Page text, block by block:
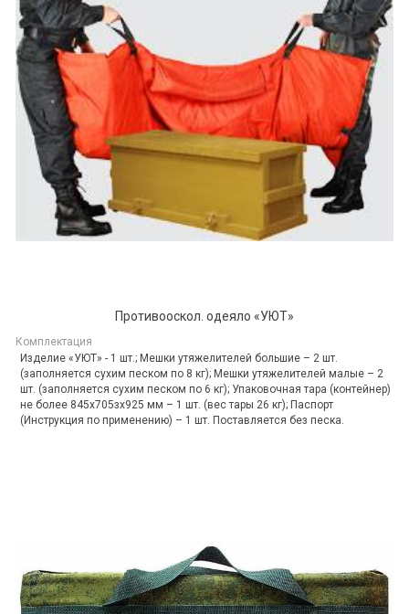
Противооскол. одеяло «УЮТ»
Комплектация
Изделие «УЮТ» - 1 шт.; Мешки утяжелителей большие – 2 шт.
(заполняется сухим песком по 8 кг); Мешки утяжелителей малые – 2
шт. (заполняется сухим песком по 6 кг); Упаковочная тара (контейнер)
не более 845х705зх925 мм – 1 шт. (вес тары 26 кг); Паспорт
(Инструкция по применению) – 1 шт. Поставляется без песка.